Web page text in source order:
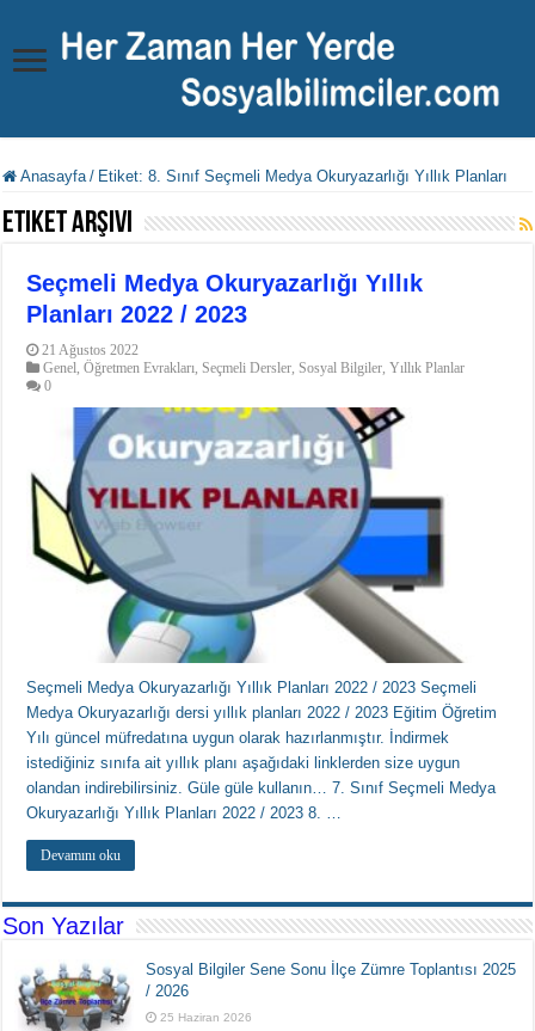
Anasayfa / Etiket:8. Sınıf Seçmeli Medya Okuryazarlığı Yıllık Planları
Etiket Arşivi
Seçmeli Medya Okuryazarlığı Yıllık
Planları 2022 / 2023
21 Ağustos 2022
Genel ,Öğretmen Evrakları Seçmeli Dersler Sosyal Bilgiler ,Yıllık Planlar
0
Seçmeli Medya Okuryazarlığı Yıllık Planları 2022 / 2023 Seçmeli
Medya Okuryazarlığı dersi yıllık planları 2022 / 2023 Eğitim Öğretim
Yılı güncel müfredatına uygun olarak hazırlanmıştır. İndirmek
istediğiniz sınıfa ait yıllık planı aşağıdaki linklerden size uygun
olandan indirebilirsiniz. Güle güle kullanın… 7. Sınıf Seçmeli Medya
Okuryazarlığı Yıllık Planları 2022 / 2023 8. …
Devamını oku
Son Yazılar
Sosyal Bilgiler Sene Sonu İlçe Zümre Toplantısı 2025
/ 2026
25 Haziran 2026